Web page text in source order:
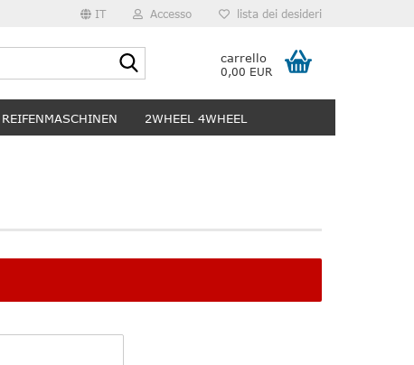
IT Accesso lista dei desideri
carrello
0,00 EUR
REIFENMASCHINEN 2WHEEL 4WHEEL